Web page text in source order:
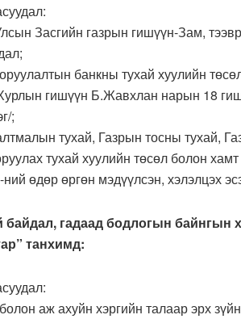
Засгийн газрын гишүүн-Зам,
банкны тухай хуулийн
гишүүн Б.Жавхлан нарын 18
;
тухай, Газрын тосны тухай,
тухай хуулийн төсөл болон
өдөр өргөн мэдүүлсэн, хэлэлцэх
байдал, гадаад бодлогын байнгын
танхимд:
аж ахуйн хэргийн талаар эрх